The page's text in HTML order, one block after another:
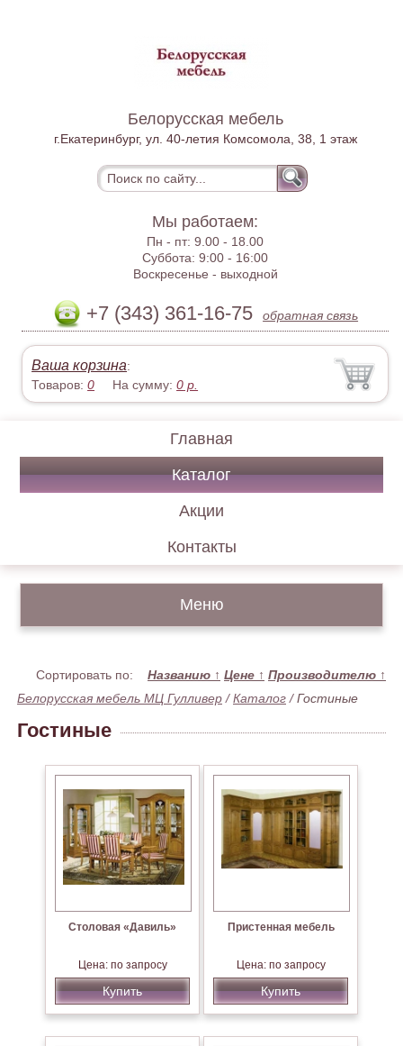
Белорусская мебель
г.Екатеринбург, ул. 40-летия Комсомола, 38, 1 этаж
Мы работаем:
Пн - пт:9.00 - 18.00
Суббота:9:00 - 16:00
Воскресенье - выходной
+7 (343) 361-16-75 обратная связь
Ваша корзина:
Товаров:0 На сумму:0 р.
Главная
Каталог
Акции
Контакты
Меню
Сортировать по: Названию ↑ Цене ↑ Производителю ↑
Белорусская мебель МЦ Гулливер /Каталог /Гостиные
Гостиные
Столовая «Давиль»
Цена: по запросу
Купить
Пристенная мебель
Цена: по запросу
Купить